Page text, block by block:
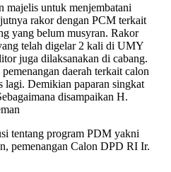
untuk menjembatani
rakor dengan PCM terkait
yang belum musyran. Rakor
telah digelar 2 kali di UMY
juga dilaksanakan di cabang.
daerah terkait calon
lagi. Demikian paparan singkat
disampaikan H.
tentang program PDM yakni
pemenangan Calon DPD RI Ir.